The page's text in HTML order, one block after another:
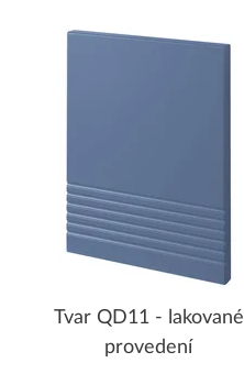
Tvar QD11 - lakované
provedení